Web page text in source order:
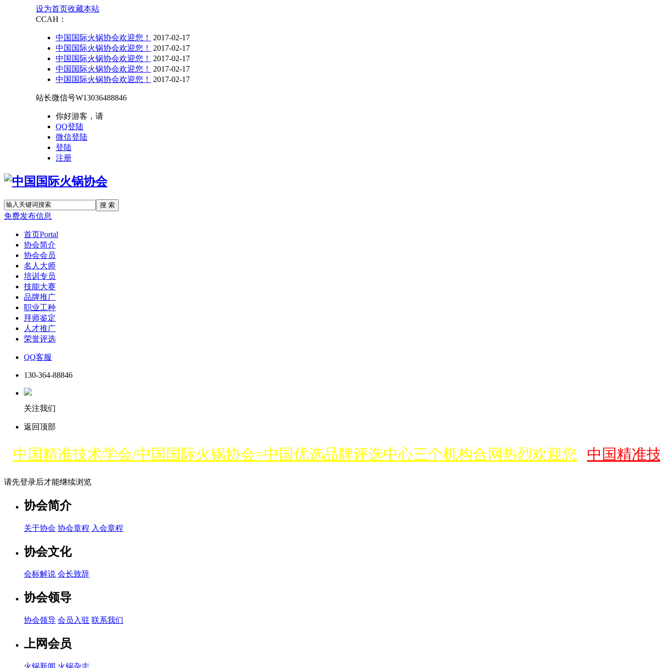
设为首页收藏本站
CCAH：
中国国际火锅协会欢迎您！
2017-02-17
中国国际火锅协会欢迎您！
2017-02-17
中国国际火锅协会欢迎您！
2017-02-17
中国国际火锅协会欢迎您！
2017-02-17
中国国际火锅协会欢迎您！
2017-02-17
站长微信号W13036488846
你好游客，请
QQ登陆
微信登陆
登陆
注册
搜 索
免费发布信息
首页Portal
协会简介
协会会员
名人大师
培训专员
技能大赛
品牌推广
职业工种
拜师鉴定
人才推广
荣誉评选
QQ客服
130-364-88846
关注我们
返回顶部
中国精准技术学会/中国国际火锅协会=中国优选品牌评选中心三个机构合网热烈欢迎您 中国精准技
请先登录后才能继续浏览
协会简介
关于协会 协会章程 入会章程
协会文化
会标解说 会长致辞
协会领导
协会领导 会员入驻 联系我们
上网会员
火锅新闻 火锅杂志